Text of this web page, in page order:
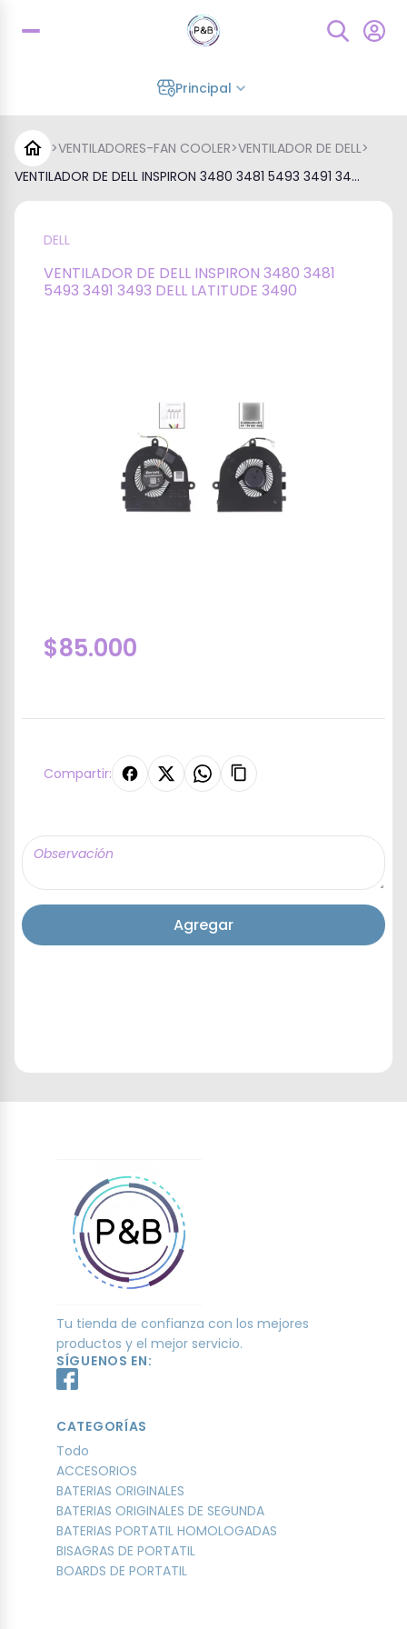
Principal
>VENTILADORES-FAN COOLER>VENTILADOR DE DELL>
VENTILADOR DE DELL INSPIRON 3480 3481 5493 3491 34...
DELL
VENTILADOR DE DELL INSPIRON 3480 3481
5493 3491 3493 DELL LATITUDE 3490
$85.000
Compartir:
Agregar
Tu tienda de confianza con los mejores
productos y el mejor servicio.
SÍGUENOS EN:
CATEGORÍAS
Todo
ACCESORIOS
BATERIAS ORIGINALES
BATERIAS ORIGINALES DE SEGUNDA
BATERIAS PORTATIL HOMOLOGADAS
BISAGRAS DE PORTATIL
BOARDS DE PORTATIL